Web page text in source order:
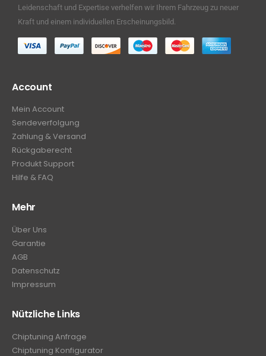
Leidenschaft und Expertise verhelfen wir Ihrem Fahrzeug zu neuer
Kraft und einem individuellen Erscheinungsbild.
Account
Mein Account
Sendeverfolgung
Zahlung & Versand
Rückgaberecht
Produkt Support
Hilfe & FAQ
Mehr
Über Uns
Garantie
AGB
Datenschutz
Impressum
Nützliche Links
Chiptuning Anfrage
Chiptuning Konfigurator